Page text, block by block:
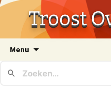
Troost
Menu
inhoud